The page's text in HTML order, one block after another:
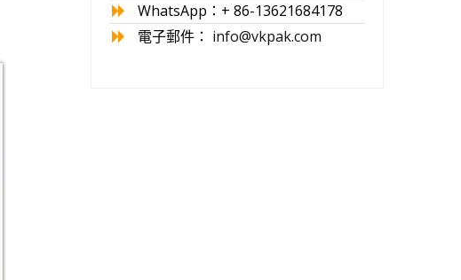
WhatsApp：+ 86-13621684178
電子郵件： info@vkpak.com